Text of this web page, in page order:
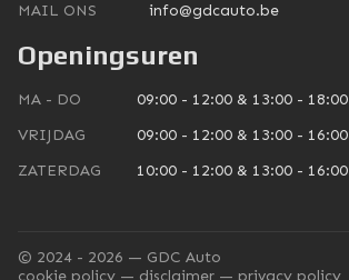
MAIL ONS
info@gdcauto.be
Openingsuren
MA - DO
09:00 - 12:00 & 13:00 - 18:00
VRIJDAG
09:00 - 12:00 & 13:00 - 16:00
ZATERDAG
10:00 - 12:00 & 13:00 - 16:00
© 2024 - 2026 — GDC Auto
cookie policy
disclaimer privacy policy